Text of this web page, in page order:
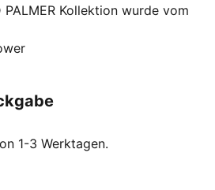
PALMER Kollektion wurde vom
und präsentiert den für
Style und Swagger auf dem
feiert das Leben
Prints und
in Bay Hill oder auf deinem
holt den Palmer in dir
1-3 Werktagen.